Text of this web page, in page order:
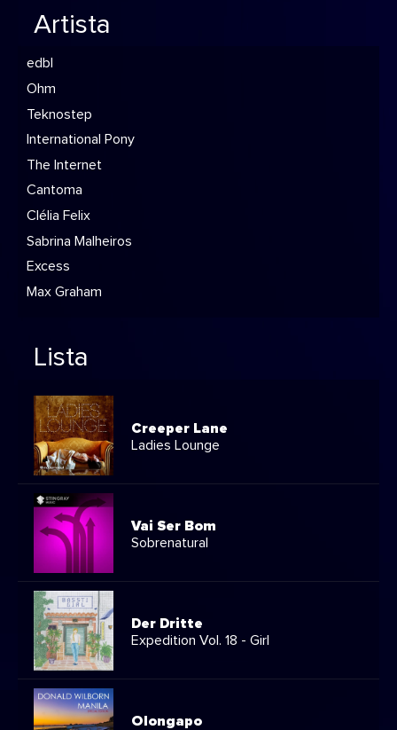
Artista
edbl
Ohm
Teknostep
International Pony
The Internet
Cantoma
Clélia Felix
Sabrina Malheiros
Excess
Max Graham
Lista
Creeper Lane
Ladies Lounge
Vai Ser Bom
Sobrenatural
Der Dritte
Expedition Vol. 18 - Girl
Olongapo